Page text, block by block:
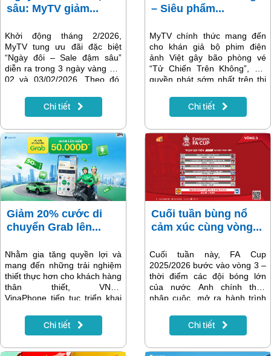
sâu: MyTV giảm...
Khởi động tháng 2/2026,
MyTV tung ưu đãi đặc biệt
“Ngày đôi – Sale đậm sâu”
diễn ra trong 3 ngày vàng 01,
02 và 03/02/2026. Theo đó,
được hưởng ưu đãi giảm tới
50% cho loạt gói cước cao
trải nghiệm kho nội dung giải
trí – thể thao hàng đầu với
mức chi phí hấp dẫn.
Chi tiết
– Siêu phẩm...
MyTV chính thức mang đến
cho khán giả bộ phim điện
ảnh Việt gây bão phòng vé
“Tử Chiến Trên Không”, với
quyền phát sớm nhất trên thị
Việt Nam, và đặc biệt xem
không mất phí trên MyTV từ
Chi tiết
Giảm 20% cước di
chuyển Grab lên...
Nhằm gia tăng quyền lợi và
mang đến những trải nghiệm
thiết thực hơn cho khách hàng
thân thiết, VNPT
VinaPhone tiếp tục triển khai
dành riêng cho hội viên
VinaPhone Plus: giảm 20%
50.000 đồng cho mỗi chuyến
Chi tiết
Cuối tuần bùng nổ
cảm xúc cùng vòng...
Cuối tuần này, FA Cup
2025/2026 bước vào vòng 3 –
thời điểm các đội bóng lớn
của nước Anh chính thức
nhập cuộc, mở ra hành trình
giải đấu cúp lâu đời nhất thế
giới. Tại Việt Nam, người hâm
FA Cup trên MyTV, cùng sống
Chi tiết